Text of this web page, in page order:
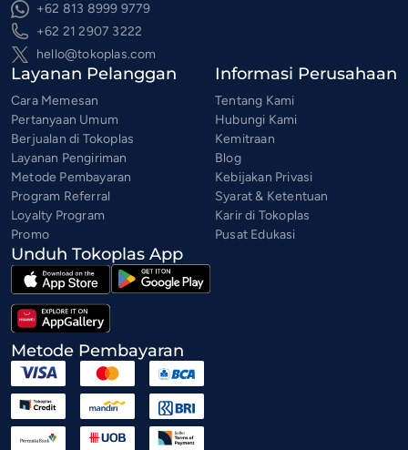
+62 813 8999 9779
+62 21 2907 3222
hello@tokoplas.com
Layanan Pelanggan
Cara Memesan
Pertanyaan Umum
Berjualan di Tokoplas
Layanan Pengiriman
Metode Pembayaran
Program Referral
Loyalty Program
Promo
Informasi Perusahaan
Tentang Kami
Hubungi Kami
Kemitraan
Blog
Kebijakan Privasi
Syarat & Ketentuan
Karir di Tokoplas
Pusat Edukasi
Unduh Tokoplas App
Metode Pembayaran